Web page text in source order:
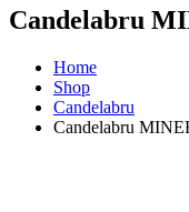
Candelabru
Home
Shop
Candelabru
Candelabru